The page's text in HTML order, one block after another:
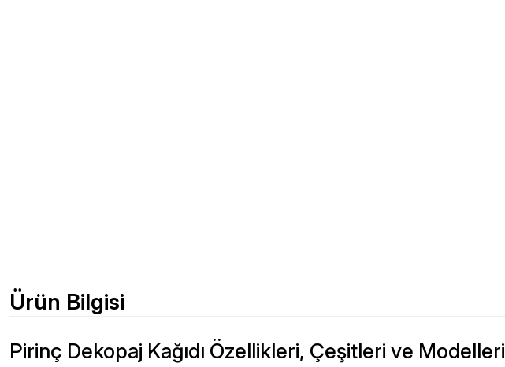
Ürün Bilgisi
Pirinç Dekopaj Kağıdı Özellikleri, Çeşitleri ve Modelleri